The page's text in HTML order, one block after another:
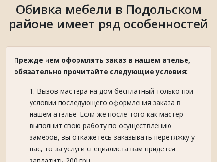
Обивка мебели в Подольском
районе имеет ряд особенностей
Прежде чем оформлять заказ в нашем ателье,
обязательно прочитайте следующие условия:
Вызов мастера на дом бесплатный только при
условии последующего оформления заказа в
нашем ателье. Если же после того как мастер
выполнит свою работу по осуществлению
замеров, вы откажетесь заказывать перетяжку у
нас, то за услуги специалиста вам придётся
заплатить 200 грн.